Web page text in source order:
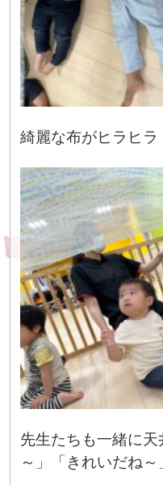
綺麗な布がヒラヒラ
先生たちも一緒に
～」「きれいだね～